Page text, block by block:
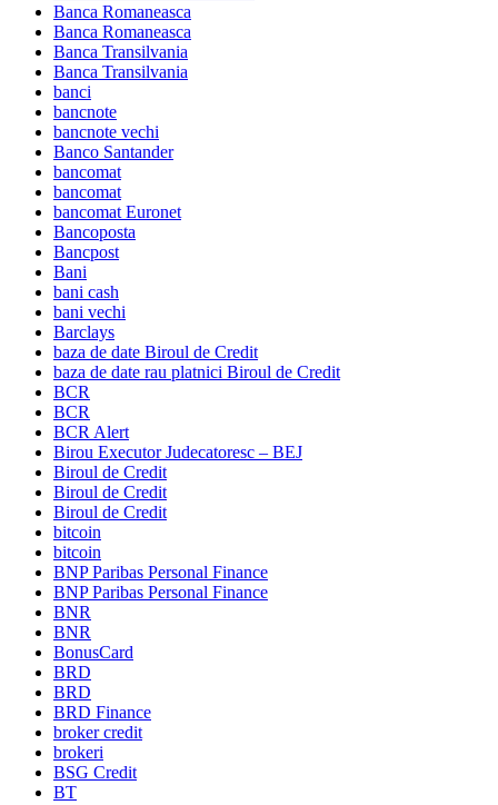
Banca Romaneasca
Banca Romaneasca
Banca Transilvania
Banca Transilvania
banci
bancnote
bancnote vechi
Banco Santander
bancomat
bancomat
bancomat Euronet
Bancoposta
Bancpost
Bani
bani cash
bani vechi
Barclays
baza de date Biroul de Credit
baza de date rau platnici Biroul de Credit
BCR
BCR
BCR Alert
Birou Executor Judecatoresc – BEJ
Biroul de Credit
Biroul de Credit
Biroul de Credit
bitcoin
bitcoin
BNP Paribas Personal Finance
BNP Paribas Personal Finance
BNR
BNR
BonusCard
BRD
BRD
BRD Finance
broker credit
brokeri
BSG Credit
BT